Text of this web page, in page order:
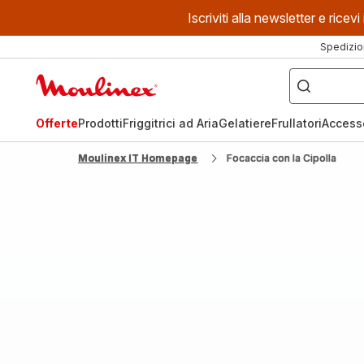
Iscriviti alla newsletter e
Cosa
stai
cercando?
OfferteProdottiFriggitrici ad AriaGelatiereFrullatori
Moulinex IT Homepage Focaccia con la Cipolla